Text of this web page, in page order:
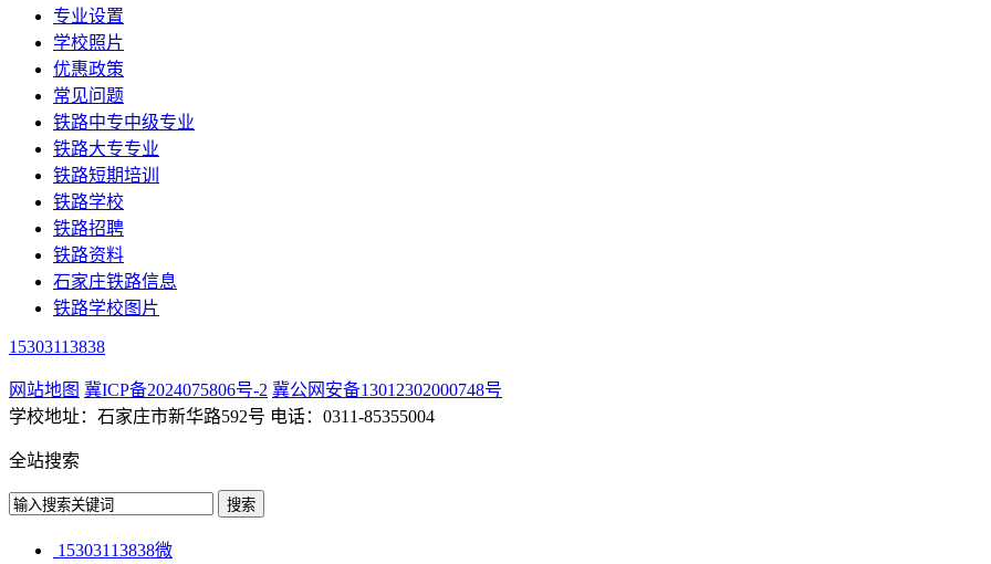
专业设置
学校照片
优惠政策
常见问题
铁路中专中级专业
铁路大专专业
铁路短期培训
铁路学校
铁路招聘
铁路资料
石家庄铁路信息
铁路学校图片
15303113838
网站地图 冀ICP备2024075806号-2 冀公网安备13012302000748号
学校地址：石家庄市新华路592号 电话：0311-85355004
全站搜索
15303113838微